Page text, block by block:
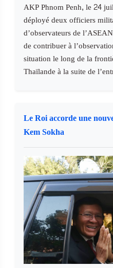
AKP Phnom Penh, le 24
déployé deux officiers
d’observateurs de
de contribuer à
situation le long de la
Thaïlande à la suite de
Le Roi accorde une
Kem Sokha